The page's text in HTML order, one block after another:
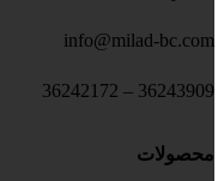
info@milad-bc.com
36243909 – 36242172
محصولات